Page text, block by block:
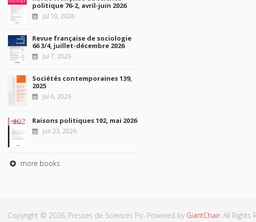
politique 76-2, avril-juin 2026
Jul 10, 2026
Revue française de sociologie
66 3/4, juillet-décembre 2026
Jul 7, 2026
Sociétés contemporaines 139,
2025
Jul 6, 2026
Raisons politiques 102, mai 2026
Jun 23, 2026
more books
Copyright © 2026, Presses de Sciences Po. Powered by GiantChair. All Rights